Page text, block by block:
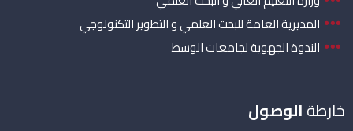
المديرية العامة للبحث العلمي و التطوير التكنولوجي
الندوة الجهوية لجامعات الوسط
خارطةالوصول